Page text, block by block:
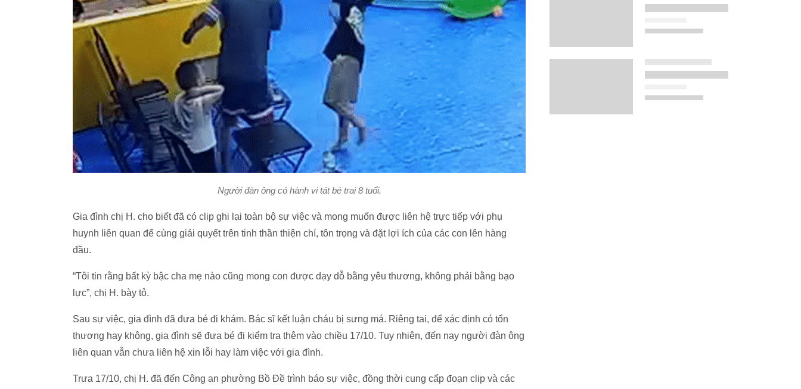
Người đàn ông có hành vi tát bé trai 8 tuổi.
Gia đình chị H. cho biết đã có clip ghi lại toàn bộ sự việc và mong muốn được liên hệ trực tiếp với phụ
huynh liên quan để cùng giải quyết trên tinh thần thiện chí, tôn trọng và đặt lợi ích của các con lên hàng
đầu.
“Tôi tin rằng bất kỳ bậc cha mẹ nào cũng mong con được dạy dỗ bằng yêu thương, không phải bằng bạo
lực”, chị H. bày tỏ.
Sau sự việc, gia đình đã đưa bé đi khám. Bác sĩ kết luận cháu bị sưng má. Riêng tai, để xác định có tổn
thương hay không, gia đình sẽ đưa bé đi kiểm tra thêm vào chiều 17/10. Tuy nhiên, đến nay người đàn ông
liên quan vẫn chưa liên hệ xin lỗi hay làm việc với gia đình.
Trưa 17/10, chị H. đã đến Công an phường Bồ Đề trình báo sự việc, đồng thời cung cấp đoạn clip và các